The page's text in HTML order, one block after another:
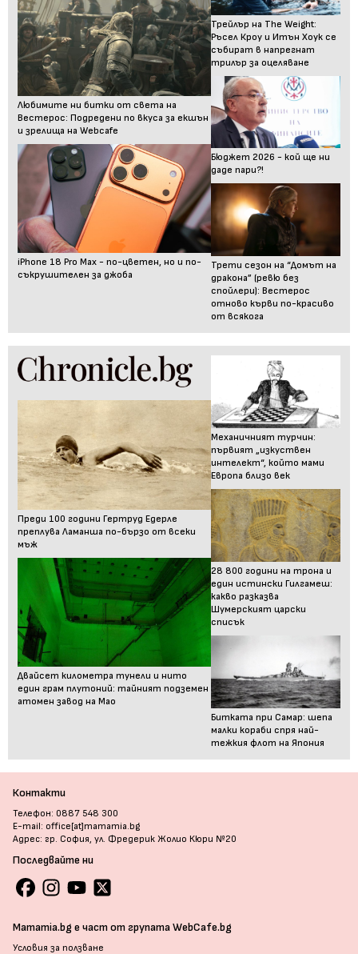
Любимите ни битки от света на
Вестерос: Подредени по вкуса за екшън
и зрелища на Webcafe
iPhone 18 Pro Max - по-цветен, но и по-
съкрушителен за джоба
Трейлър на The Weight:
Ръсел Кроу и Итън Хоук се
събират в напрегнат
трилър за оцеляване
Бюджет 2026 - кой ще ни
даде пари?!
Трети сезон на “Домът на
дракона” (ревю без
спойлери): Вестерос
отново кърви по-красиво
от всякога
Преди 100 години Гертруд Едерле
преплува Ламанша по-бързо от всеки
мъж
Двайсет километра тунели и нито
един грам плутоний: тайният подземен
атомен завод на Мао
Механичният турчин:
първият „изкуствен
интелект“, който мами
Европа близо век
28 800 години на трона и
един истински Гилгамеш:
какво разказва
Шумерският царски
списък
Битката при Самар: шепа
малки кораби спря най-
тежкия флот на Япония
Контакти
Телефон: 0887 548 300
E-mail: office[at]mamamia.bg
Адрес: гр. София, ул. Фредерик Жолио Кюри №20
Последвайте ни
Mamamia.bg е част от групата WebCafe.bg
Условия за ползване